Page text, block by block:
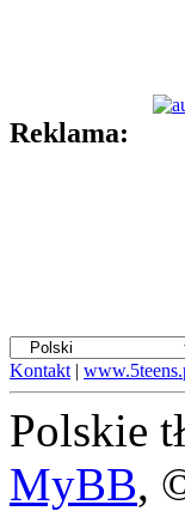
Reklama:
Kontakt |
Polskie
MyBB,